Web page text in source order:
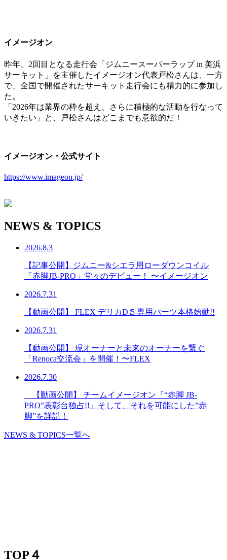
イメージオン
昨年、2回目となる走行会「ジムニースーパーラップ in 美浜
サーキット」を主催したイメージオン代表戸松さんは、一方
で、全国で開催されたサーキット走行会にも精力的に参加し
た。
「2026年は業界の枠を超え、さらに積極的な活動を行なって
いきたい」と、戸松さんはどこまでも意欲的だ！
イメージオン・公式サイト
https://www.imageon.jp/
NEWS & TOPICS
2026.8.3
【記事公開】ジムニー&シエラ用ローダウンコイル
「赤脚JB-PRO」堂々のデビュー！ 〜イメージオン
2026.7.31
【動画公開】 FLEX デリカD∶5 専用パーツ本格始動!!
2026.7.31
【動画公開】 現オーナーと未来のオーナーを繋ぐ
「Renoca交流会」を開催！〜FLEX
2026.7.30
【動画公開】 チームイメージオン『“赤脚 JB-
PRO”表彰台独占!!』そして、それを可能にした”赤
脚”を詳説！
NEWS & TOPICS一覧へ
TOP４